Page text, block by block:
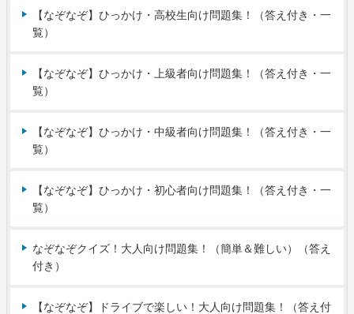
【なぞなぞ】ひっかけ・高校生向け問題集！（答え付き・一
覧）
【なぞなぞ】ひっかけ・上級者向け問題集！（答え付き・一
覧）
【なぞなぞ】ひっかけ・中級者向け問題集！（答え付き・一
覧）
【なぞなぞ】ひっかけ・初心者向け問題集！（答え付き・一
覧）
なぞなぞクイズ！大人向け問題集！（簡単＆難しい）（答え
付き）
【なぞなぞ】ドライブで楽しい！大人向け問題集！（答え付